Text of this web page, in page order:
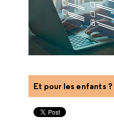
Et pour les enfants ?